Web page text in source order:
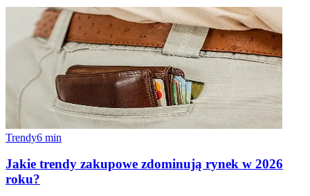
Trendy6 min
Jakie trendy zakupowe zdominują rynek w 2026
roku?